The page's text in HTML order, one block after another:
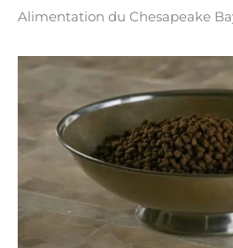
Alimentation du Chesapeake